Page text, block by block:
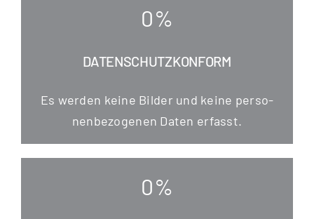
0%
DATENSCHUTZKONFORM
Es wer­den kei­ne Bil­der und kei­ne per­so­
nen­be­zo­ge­nen Daten erfasst.
0%